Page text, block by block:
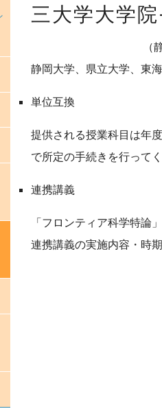
三大学大学
静岡大学、県立大学、東
単位互換
提供される授業科目は年
で所定の手続きを行ってく
連携講義
「フロンティア科学特論」
連携講義の実施内容・時